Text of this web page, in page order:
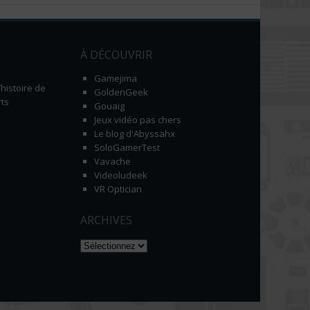
de
À DÉCOUVRIR
Gamejima
GoldenGeek
Gouaig
Jeux vidéo pas chers
Le blog d'Abyssahx
SoloGamerTest
Vavache
Videoludeek
VR Optician
ARCHIVES
Naviguer dans les archives